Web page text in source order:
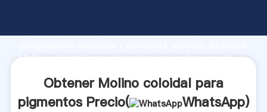
fuerte capacidad de producción, fuerza de
Molino coloidal para pigmentos proveedor crea el
Obtener Molino coloidal para
pigmentos Precio(
WhatsApp)